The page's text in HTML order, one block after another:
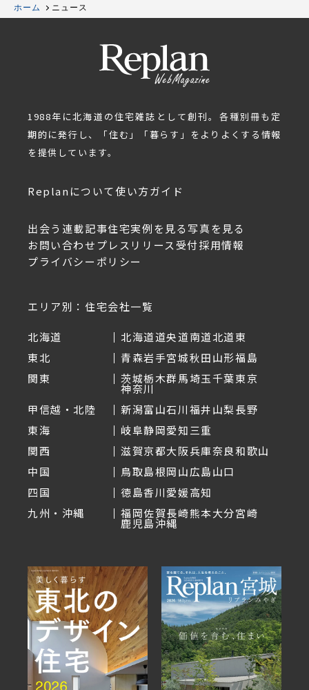
ホーム ニュース
1988年に北海道の住宅雑誌として創刊。各種別冊も定
期的に発行し、「住む」「暮らす」をよりよくする情報
を提供しています。
Replanについて使い方ガイド
出会う 連載記事住宅実例を見る写真を見る
お問い合わせ プレスリリース受付採用情報
プライバシーポリシー
エリア別：住宅会社一覧
北海道 北海道道央道南道北道東
東北
青森岩手宮城秋田山形福島
関東
茨城栃木群馬埼玉千葉東京
神奈川
甲信越・北陸
新潟富山石川福井山梨長野
東海
岐阜静岡愛知三重
関西
滋賀京都大阪兵庫奈良和歌山
中国
鳥取島根岡山広島山口
四国
徳島香川愛媛高知
九州・沖縄
福岡佐賀長崎熊本大分宮崎
鹿児島沖縄